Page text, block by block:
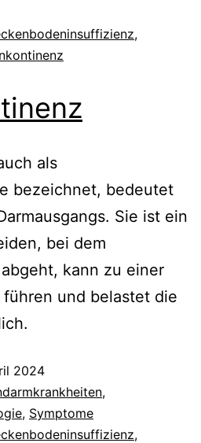
,
als
bezeichnet, bedeutet
Sie ist ein
bei dem
kann zu einer
und belastet die
2024
,
, Symptome
,